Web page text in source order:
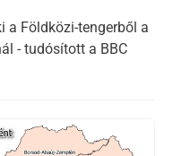
a Földközi-tengerből a
- tudósított a BBC